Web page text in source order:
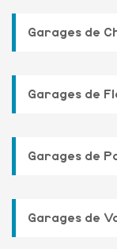
Garages de
Garages de
Garages de
Garages de